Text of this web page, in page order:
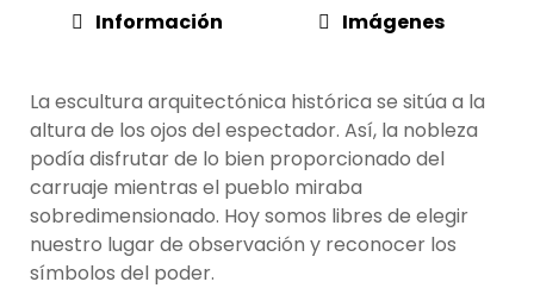
Información Imágenes
La escultura arquitectónica histórica se sitúa a la
altura de los ojos del espectador. Así, la nobleza
podía disfrutar de lo bien proporcionado del
carruaje mientras el pueblo miraba
sobredimensionado. Hoy somos libres de elegir
nuestro lugar de observación y reconocer los
símbolos del poder.